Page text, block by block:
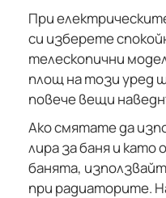
При
си изберете
телескопични
площ на този уред
повече вещи
Ако смятате да
лира за баня и
банята,
при радиаторите.